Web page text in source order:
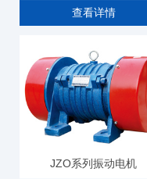
查看详情
JZO系列振动电机